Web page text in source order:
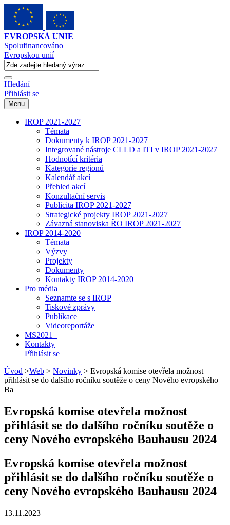
EVROPSKÁ UNIE
Spolufinancováno
Evropskou unií
Hledání
Přihlásit se
Menu
IROP 2021-2027
Témata
Dokumenty k IROP 2021-2027
Integrované nástroje CLLD a ITI v IROP 2021-2027
Hodnotící kritéria
Kategorie regionů
Kalendář akcí
Přehled akcí
Konzultační servis
Publicita IROP 2021-2027
Strategické projekty IROP 2021-2027
Závazná stanoviska ŘO IROP 2021-2027
IROP 2014-2020
Témata
Výzvy
Projekty
Dokumenty
Kontakty IROP 2014-2020
Pro média
Seznamte se s IROP
Tiskové zprávy
Publikace
Videoreportáže
MS2021+
Kontakty
Přihlásit se
Úvod >Web > Novinky > Evropská komise otevřela možnost
přihlásit se do dalšího ročníku soutěže o ceny Nového evropského
Ba
Evropská komise otevřela možnost
přihlásit se do dalšího ročníku soutěže o
ceny Nového evropského Bauhausu 2024
Evropská komise otevřela možnost
přihlásit se do dalšího ročníku soutěže o
ceny Nového evropského Bauhausu 2024
13.11.2023